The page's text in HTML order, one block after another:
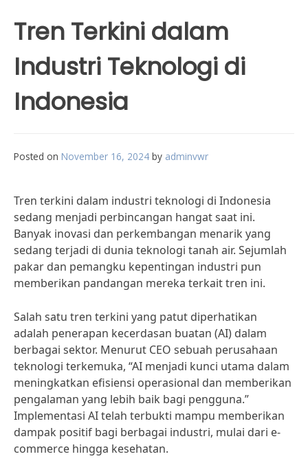
Tren Terkini dalam
Industri Teknologi di
Indonesia
Posted on November 16, 2024 by adminvwr
Tren terkini dalam industri teknologi di Indonesia
sedang menjadi perbincangan hangat saat ini.
Banyak inovasi dan perkembangan menarik yang
sedang terjadi di dunia teknologi tanah air. Sejumlah
pakar dan pemangku kepentingan industri pun
memberikan pandangan mereka terkait tren ini.
Salah satu tren terkini yang patut diperhatikan
adalah penerapan kecerdasan buatan (AI) dalam
berbagai sektor. Menurut CEO sebuah perusahaan
teknologi terkemuka, “AI menjadi kunci utama dalam
meningkatkan efisiensi operasional dan memberikan
pengalaman yang lebih baik bagi pengguna.”
Implementasi AI telah terbukti mampu memberikan
dampak positif bagi berbagai industri, mulai dari e-
commerce hingga kesehatan.